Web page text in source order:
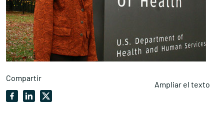
Compartir
Ampliar el texto